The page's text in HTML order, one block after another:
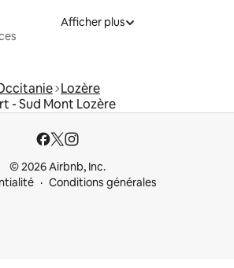
Afficher plus
Lozère
- Sud Mont Lozère
© 2026 Airbnb, Inc.
Conditions générales